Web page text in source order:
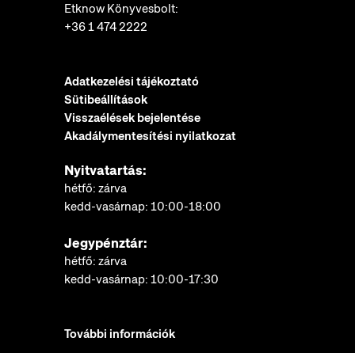
Etknow Könyvesbolt:
+36 1 474 2222
Adatkezelési tájékoztató
Sütibeállítások
Visszaélések bejelentése
Akadálymentesítési nyilatkozat
Nyitvatartás:
hétfő: zárva
kedd-vasárnap: 10:00-18:00
Jegypénztár:
hétfő: zárva
kedd-vasárnap: 10:00-17:30
További információk